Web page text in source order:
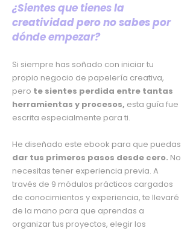
¿Sientes que tienes la
creatividad pero no sabes por
dónde empezar?
Si siempre has soñado con iniciar tu
propio negocio de papelería creativa,
pero te sientes perdida entre tantas
herramientas y procesos, esta guía fue
escrita especialmente para ti.
He diseñado este ebook para que puedas
dar tus primeros pasos desde cero. No
necesitas tener experiencia previa. A
través de 9 módulos prácticos cargados
de conocimientos y experiencia, te llevaré
de la mano para que aprendas a
organizar tus proyectos, elegir los